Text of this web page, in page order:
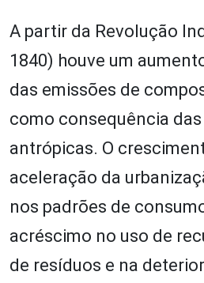
A partir da Revolução
1840) houve um
das emissões de
como consequência
antrópicas. O
aceleração da
nos padrões de
acréscimo no uso de
de resíduos e na